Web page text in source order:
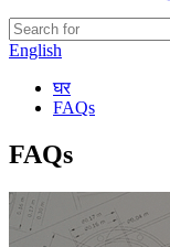
English
घर
FAQs
FAQs